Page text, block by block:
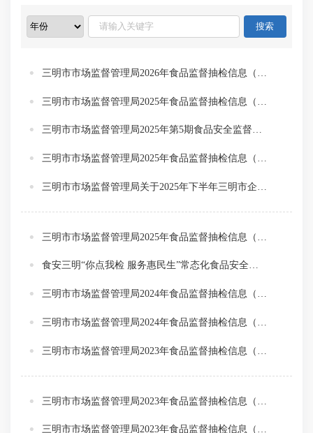
三明市市场监督管理局2025年第5期食品安全监督抽检信息通告
三明市市场监督管理局2025年食品监督抽检信息（第4期）
食安三明“你点我检 服务惠民生”常态化食品安全民意征集活动正式启动
三明市市场监督管理局2024年食品监督抽检信息（第2期）
三明市市场监督管理局2024年食品监督抽检信息（第1期）
三明市市场监督管理局2023年食品监督抽检信息（第2期）